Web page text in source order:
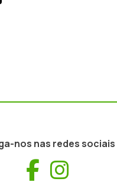
nos nas redes sociais
Facebook